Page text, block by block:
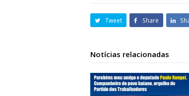
Tweet Share
Notícias relacionadas